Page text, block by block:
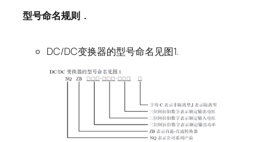
型号命名规则 .
DC/DC变换器的型号命名见图1.